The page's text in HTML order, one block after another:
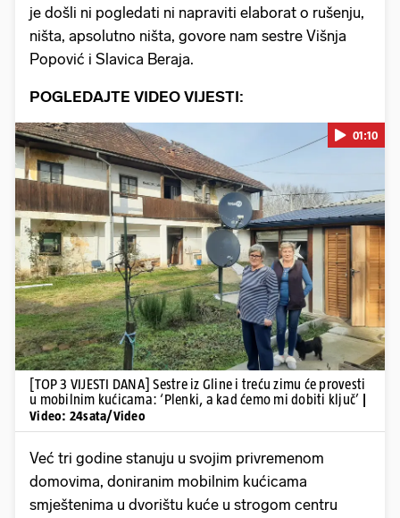
je došli ni pogledati ni napraviti elaborat o rušenju,
ništa, apsolutno ništa, govore nam sestre Višnja
Popović i Slavica Beraja.
POGLEDAJTE VIDEO VIJESTI:
Pokretanje videa...
01:10
[TOP 3 VIJESTI DANA] Sestre iz Gline i treću zimu će provesti
u mobilnim kućicama: ‘Plenki, a kad ćemo mi dobiti ključ’
Video: 24sata/Video
Već tri godine stanuju u svojim privremenom
domovima, doniranim mobilnim kućicama
smještenima u dvorištu kuće u strogom centru